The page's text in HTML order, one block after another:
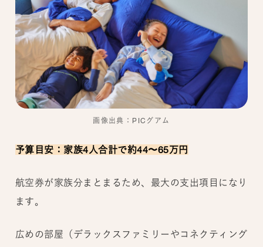
画像出典：PICグアム
予算目安：家族4人合計で約44〜65万円
航空券が家族分まとまるため、最大の支出項目になり
ます。
広めの部屋（デラックスファミリーやコネクティング